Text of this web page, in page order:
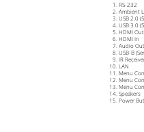
RS-232
Ambient
USB 2.0
USB 3.0
HDMI Out
HDMI In
Audio Out
USB-B
IR
LAN
Menu
Menu
Menu
Speakers
Power